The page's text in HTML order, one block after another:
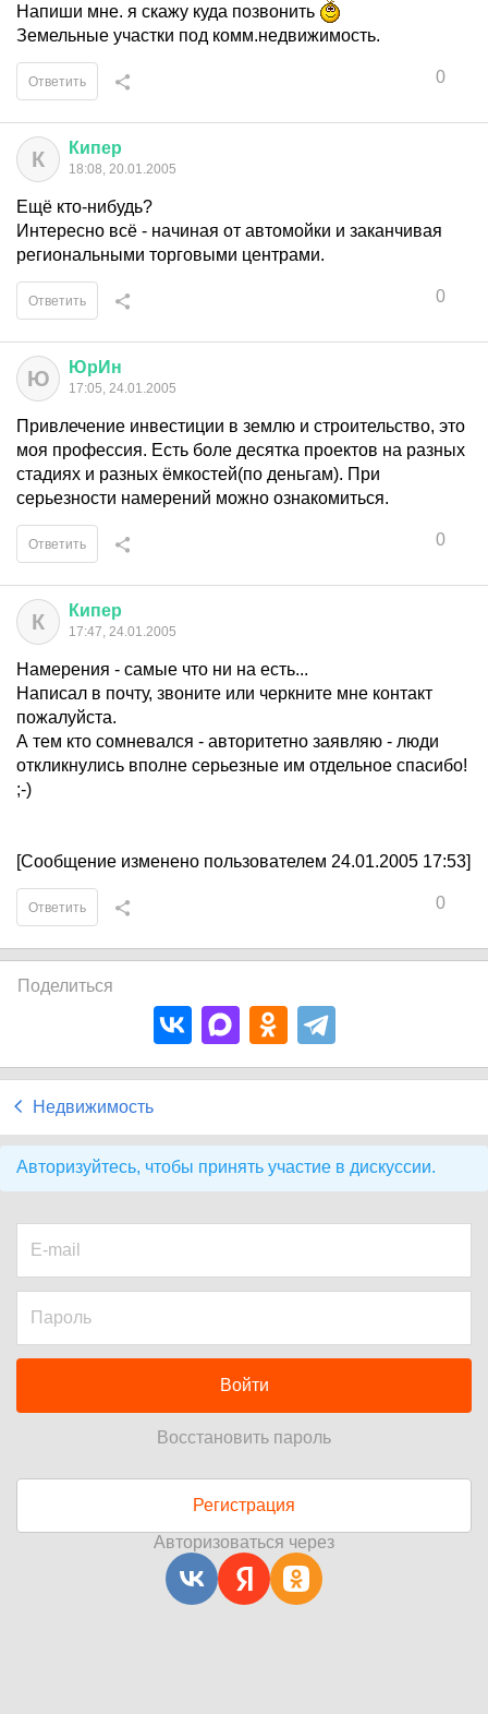
Напиши мне. я скажу куда позвонить
Земельные участки под комм.недвижимость.
0
Ответить
К Кипер
18:08, 20.01.2005
Ещё кто-нибудь?
Интересно всё - начиная от автомойки и заканчивая
региональными торговыми центрами.
0
Ответить
Ю ЮрИн
17:05, 24.01.2005
Привлечение инвестиции в землю и строительство, это
моя профессия. Есть боле десятка проектов на разных
стадиях и разных ёмкостей(по деньгам). При
серьезности намерений можно ознакомиться.
0
Ответить
К Кипер
17:47, 24.01.2005
Намерения - самые что ни на есть...
Написал в почту, звоните или черкните мне контакт
пожалуйста.
А тем кто сомневался - авторитетно заявляю - люди
откликнулись вполне серьезные им отдельное спасибо!
;-)
[Сообщение изменено пользователем 24.01.2005 17:53]
0
Ответить
Поделиться
Недвижимость
Авторизуйтесь, чтобы принять участие в дискуссии.
Войти
Восстановить пароль
Регистрация
Авторизоваться через